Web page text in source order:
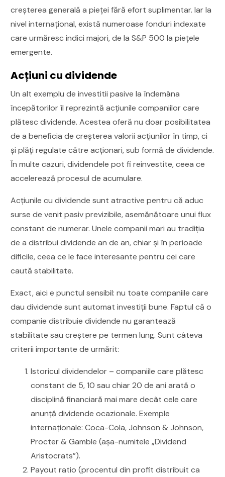
creșterea generală a pieței fără efort suplimentar. Iar la
nivel internațional, există numeroase fonduri indexate
care urmăresc indici majori, de la S&P 500 la piețele
emergente.
Acțiuni cu dividende
Un alt exemplu de investitii pasive la îndemâna
începătorilor îl reprezintă acțiunile companiilor care
plătesc dividende. Acestea oferă nu doar posibilitatea
de a beneficia de creșterea valorii acțiunilor în timp, ci
și plăți regulate către acționari, sub formă de dividende.
În multe cazuri, dividendele pot fi reinvestite, ceea ce
accelerează procesul de acumulare.
Acțiunile cu dividende sunt atractive pentru că aduc
surse de venit pasiv previzibile, asemănătoare unui flux
constant de numerar. Unele companii mari au tradiția
de a distribui dividende an de an, chiar și în perioade
dificile, ceea ce le face interesante pentru cei care
caută stabilitate.
Exact, aici e punctul sensibil: nu toate companiile care
dau dividende sunt automat investiții bune. Faptul că o
companie distribuie dividende nu garantează
stabilitate sau creștere pe termen lung. Sunt câteva
criterii importante de urmărit:
Istoricul dividendelor – companiile care plătesc
constant de 5, 10 sau chiar 20 de ani arată o
disciplină financiară mai mare decât cele care
anunță dividende ocazionale. Exemple
internaționale: Coca-Cola, Johnson & Johnson,
Procter & Gamble (așa-numitele „Dividend
Aristocrats”).
Payout ratio (procentul din profit distribuit ca